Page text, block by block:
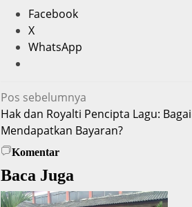
Facebook
X
WhatsApp
Navigasi
pos
Pos sebelumnya
Hak dan Royalti Pencipta Lagu:
Mendapatkan Bayaran?
Komentar
Baca Juga